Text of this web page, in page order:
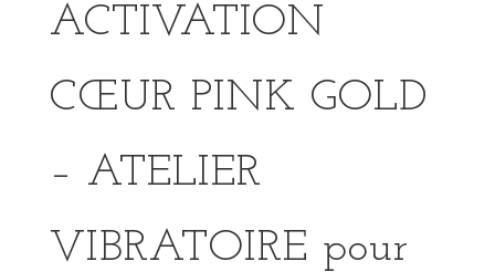
ACTIVATION
CŒUR PINK GOLD
– ATELIER
VIBRATOIRE pour